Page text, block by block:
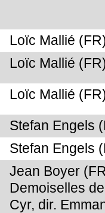
Loïc Mallié
Loïc Mallié
Loïc Mallié
Stefan Engels
Stefan Engels
Jean Boyer
Demoiselles
Cyr, dir.